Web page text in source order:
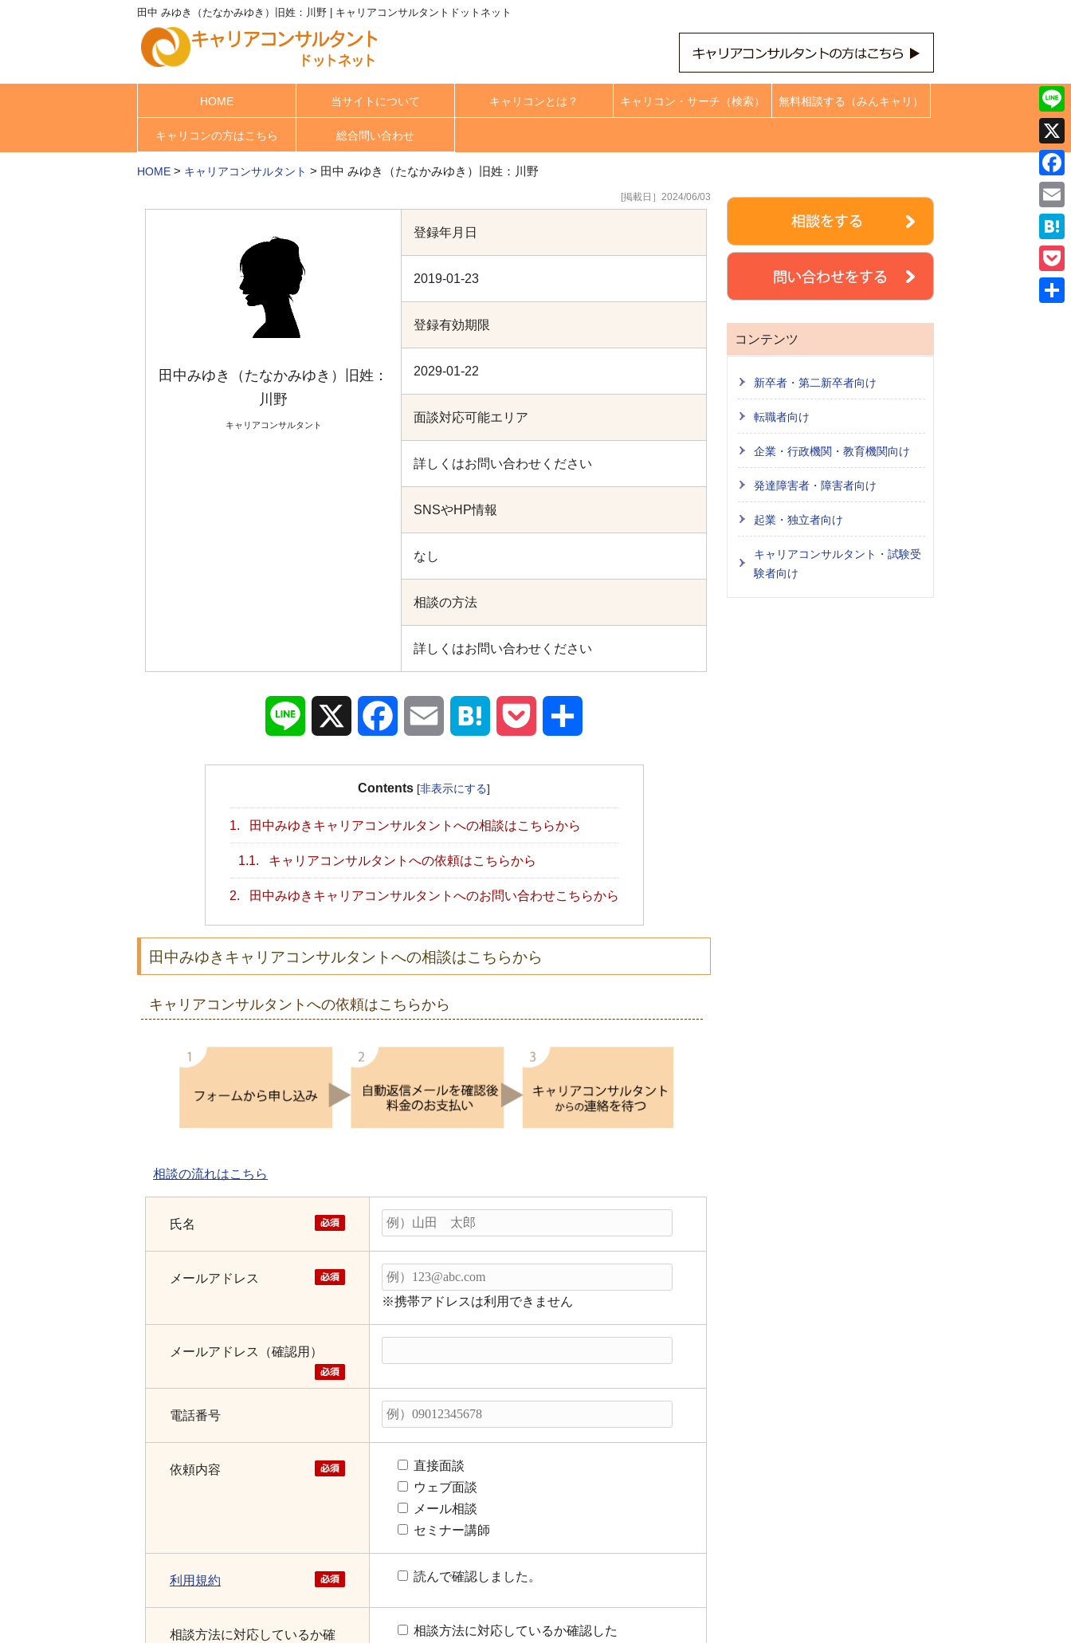
田中 みゆき（たなかみゆき）旧姓：川野 | キャリアコンサルタントドットネット
HOME 当サイトについて キャリコンとは？ キャリコン・サーチ（検索） 無料相談する（みんキャリ）
キャリコンの方はこちら 総合問い合わせ
HOME > キャリアコンサルタント > 田中 みゆき（たなかみゆき）旧姓：川野
[掲載日］2024/06/03
田中みゆき（たなかみゆき）旧姓：
川野
キャリアコンサルタント
登録年月日
2019-01-23
登録有効期限
2029-01-22
面談対応可能エリア
詳しくはお問い合わせください
SNSやHP情報
なし
相談の方法
詳しくはお問い合わせください
Line Facebook Email Hatena Pocket
Contents [非表示にする]
1. 田中みゆきキャリアコンサルタントへの相談はこちらから
1.1. キャリアコンサルタントへの依頼はこちらから
2. 田中みゆきキャリアコンサルタントへのお問い合わせこちらから
田中みゆきキャリアコンサルタントへの相談はこちらから
キャリアコンサルタントへの依頼はこちらから
相談の流れはこちら
氏名
メールアドレス
※携帯アドレスは利用できません
メールアドレス（確認用）
電話番号
依頼内容
直接面談
ウェブ面談
メール相談
セミナー講師
利用規約 読んで確認しました。
相談方法に対応しているか確
相談方法に対応しているか確認した
コンテンツ
新卒者・第二新卒者向け
転職者向け
企業・行政機関・教育機関向け
発達障害者・障害者向け
起業・独立者向け
キャリアコンサルタント・試験受
験者向け
Line
X
Email